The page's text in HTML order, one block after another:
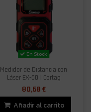
En Stock
Medidor de Distancia con
Láser EX-60 | Cortag
80,68 €
Añadir al carrito